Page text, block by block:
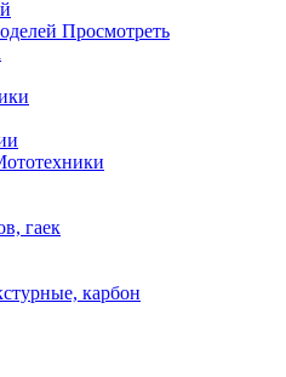
Просмотреть
гаек
карбон